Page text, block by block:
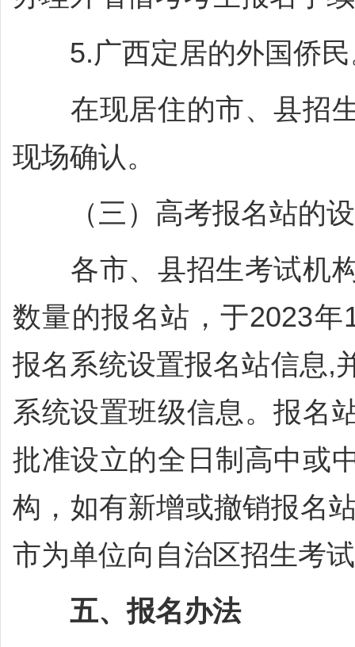
5.广西定居的外国侨民
在现居住的市、县招生
现场确认。
（三）高考报名站的设
各市、县招生考试机构
数量的报名站，于2023
报名系统设置报名站信息,
系统设置班级信息。报名
批准设立的全日制高中或
构，如有新增或撤销报名
市为单位向自治区招生考
五、报名办法